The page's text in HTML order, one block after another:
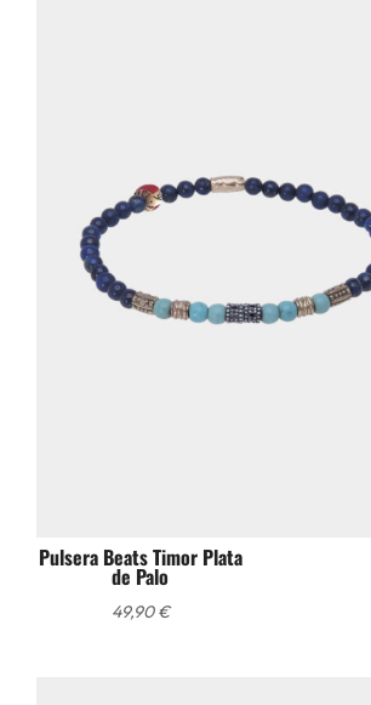
Pulsera Beats Timor Plata
de Palo
49,90€